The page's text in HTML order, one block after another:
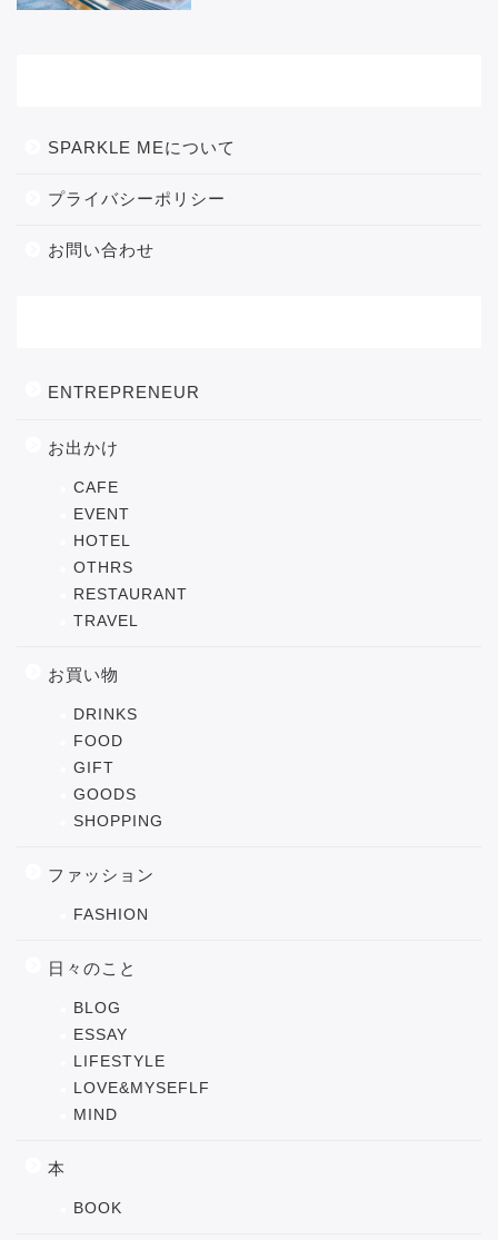
SPARKLE MEについて
プライバシーポリシー
お問い合わせ
ENTREPRENEUR
お出かけ
CAFE
EVENT
HOTEL
OTHRS
RESTAURANT
TRAVEL
お買い物
DRINKS
FOOD
GIFT
GOODS
SHOPPING
ファッション
FASHION
日々のこと
BLOG
ESSAY
LIFESTYLE
LOVE&MYSEFLF
MIND
本
BOOK